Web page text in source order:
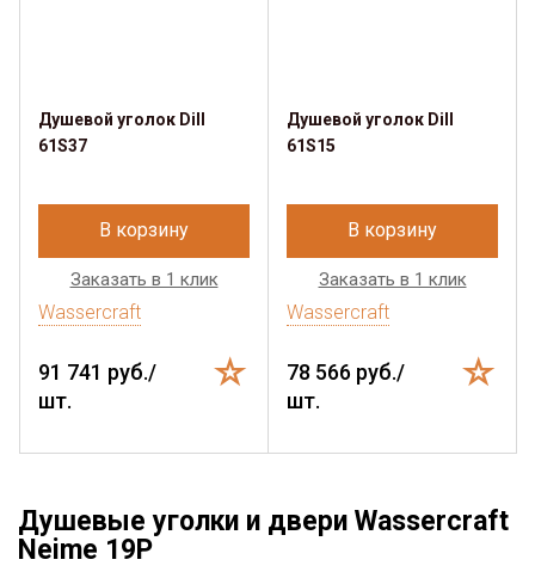
Душевой уголок Dill
61S37
В корзину
Заказать в 1 клик
Wassercraft
91 741 руб./
шт.
Душевой уголок Dill
61S15
В корзину
Заказать в 1 клик
Wassercraft
78 566 руб./
шт.
Душевые уголки и двери Wassercraft
Neime 19P